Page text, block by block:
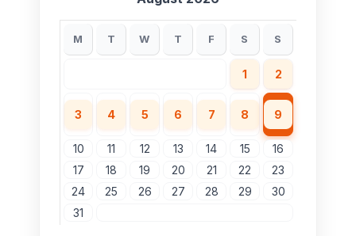
M T W T F S S
1 2
3 4 5 6 7 8 9
10 11 12 13 14 15
16
17
18 19 20 21 22
23
24
25 26 27 28 29
30
31